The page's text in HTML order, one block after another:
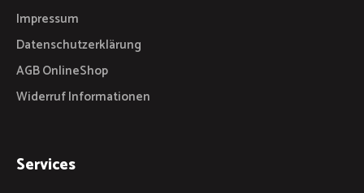
Impressum
Datenschutzerklärung
AGB OnlineShop
Widerruf Informationen
Services